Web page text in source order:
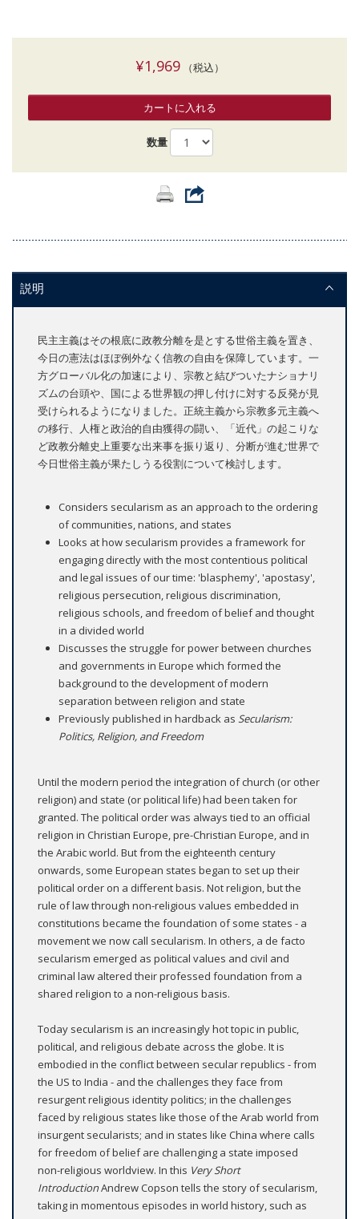
¥1,969（税込）
カートに入れる
数量
説明
民主主義はその根底に政教分離を是とする世俗主義を置き、
今日の憲法はほぼ例外なく信教の自由を保障しています。一
方グローバル化の加速により、宗教と結びついたナショナリ
ズムの台頭や、国による世界観の押し付けに対する反発が見
受けられるようになりました。正統主義から宗教多元主義へ
の移行、人権と政治的自由獲得の闘い、「近代」の起こりな
ど政教分離史上重要な出来事を振り返り、分断が進む世界で
今日世俗主義が果たしうる役割について検討します。
Considers secularism as an approach to the ordering
of communities, nations, and states
Looks at how secularism provides a framework for
engaging directly with the most contentious political
and legal issues of our time: 'blasphemy', 'apostasy',
religious persecution, religious discrimination,
religious schools, and freedom of belief and thought
in a divided world
Discusses the struggle for power between churches
and governments in Europe which formed the
background to the development of modern
separation between religion and state
Previously published in hardback as Secularism:
Politics, Religion, and Freedom
Until the modern period the integration of church (or other
religion) and state (or political life) had been taken for
granted. The political order was always tied to an official
religion in Christian Europe, pre-Christian Europe, and in
the Arabic world. But from the eighteenth century
onwards, some European states began to set up their
political order on a different basis. Not religion, but the
rule of law through non-religious values embedded in
constitutions became the foundation of some states - a
movement we now call secularism. In others, a de facto
secularism emerged as political values and civil and
criminal law altered their professed foundation from a
shared religion to a non-religious basis.
Today secularism is an increasingly hot topic in public,
political, and religious debate across the globe. It is
embodied in the conflict between secular republics - from
the US to India - and the challenges they face from
resurgent religious identity politics; in the challenges
faced by religious states like those of the Arab world from
insurgent secularists; and in states like China where calls
for freedom of belief are challenging a state imposed
non-religious worldview. In this Very Short
IntroductionAndrew Copson tells the story of secularism,
taking in momentous episodes in world history, such as